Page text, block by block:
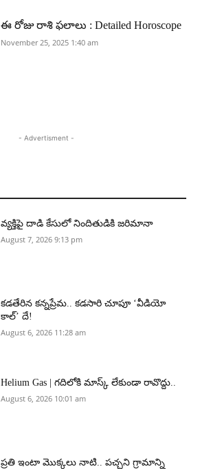
ఈ రోజు రాశి ఫలాలు : Detailed Horoscope
November 25, 2025 1:40 am
- Advertisment -
వ్యక్తిపై దాడి కేసులో నిందితుడికి జరిమానా
August 7, 2026 9:13 pm
కడతేరిన కన్నప్రేమ.. కడసారి చూపూ ‘వీడియో
కాల్’ దే!
August 6, 2026 11:28 am
Helium Gas | గదిలోకి మాస్క్ లేకుండా రావొద్దు..
August 6, 2026 10:01 am
ప్రతి ఇంటా మొక్కలు నాటి.. పచ్చని గ్రామాన్ని